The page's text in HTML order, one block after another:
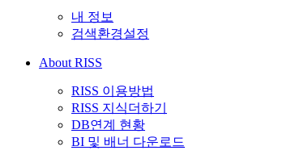
내 정보
검색환경설정
About RISS
RISS 이용방법
RISS 지식더하기
DB연계 현황
BI 및 배너 다운로드